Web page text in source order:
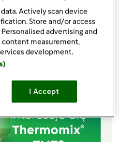
zakupów
Actively scan device
Store and/or access
advertising and
content measurement,
development.
I Accept